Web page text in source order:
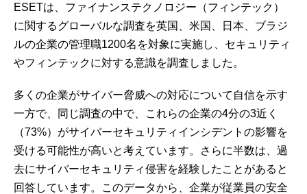
ESETは、ファイナンステクノロジー（フィンテック）
に関するグローバルな調査を英国、米国、日本、ブラジ
ルの企業の管理職1200名を対象に実施し、セキュリティ
やフィンテックに対する意識を調査しました。
多くの企業がサイバー脅威への対応について自信を示す
一方で、同じ調査の中で、これらの企業の4分の3近く
（73%）がサイバーセキュリティインシデントの影響を
受ける可能性が高いと考えています。さらに半数は、過
去にサイバーセキュリティ侵害を経験したことがあると
回答しています。このデータから、企業が従業員の安全